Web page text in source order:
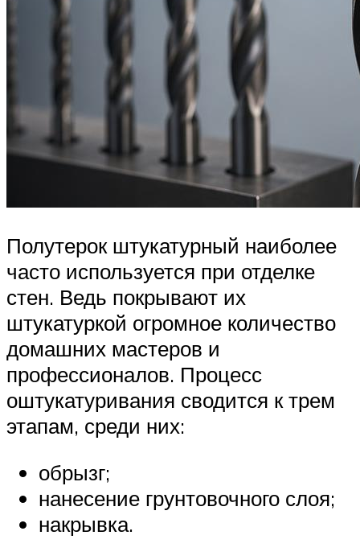
Полутерок штукатурный наиболее
часто используется при отделке
стен. Ведь покрывают их
штукатуркой огромное количество
домашних мастеров и
профессионалов. Процесс
оштукатуривания сводится к трем
этапам, среди них:
обрызг;
нанесение грунтовочного слоя;
накрывка.